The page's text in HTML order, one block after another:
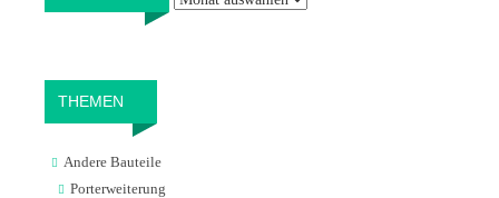
THEMEN
Andere Bauteile
Porterweiterung